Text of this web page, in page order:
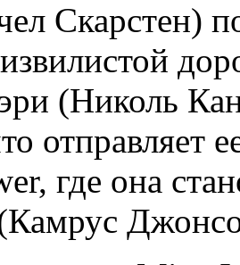
Скарстен)
(Николь
отправляет
где она